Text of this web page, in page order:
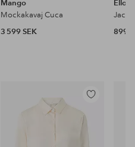
Mango
Mockakavaj Cuca
3 599 SEK
Ellos
899
Lägg
i